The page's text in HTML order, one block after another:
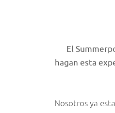
El
hagan esta
Nosotros ya